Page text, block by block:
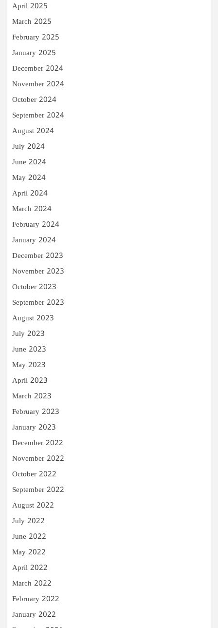
April 2025
March 2025
February 2025
January 2025
December 2024
November 2024
October 2024
September 2024
August 2024
July 2024
June 2024
May 2024
April 2024
March 2024
February 2024
January 2024
December 2023
November 2023
October 2023
September 2023
August 2023
July 2023
June 2023
May 2023
April 2023
March 2023
February 2023
January 2023
December 2022
November 2022
October 2022
September 2022
August 2022
July 2022
June 2022
May 2022
April 2022
March 2022
February 2022
January 2022